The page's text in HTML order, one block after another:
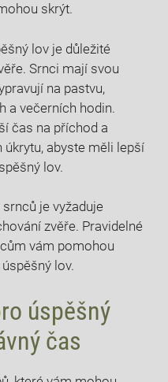
skrýt.
lov ⁣je důležité
Srnci mají svou
na pastvu,
⁣a⁢ večerních hodin.
čas na příchod a
abyste měli lepší
lov.
je vyžaduje
zvěře. Pravidelné
vám pomohou
lov.
úspěšný
čas